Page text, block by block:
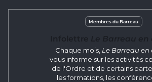
Membres du Barreau
Chaque mois, Le Barreau en
vous informe sur les activités
de l'Ordre et de certains
les formations, les